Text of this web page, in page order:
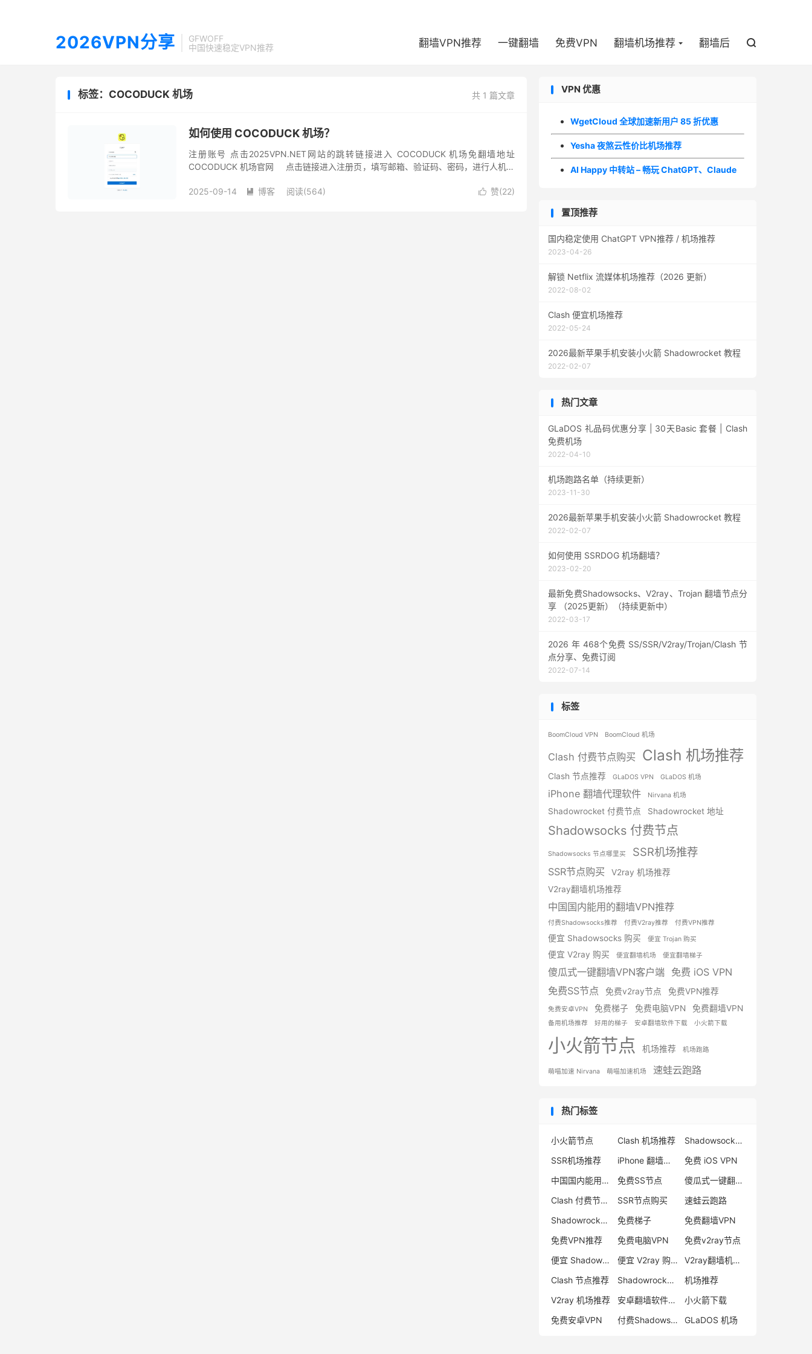
2026VPN分享
GFWOFF
中国快速稳定VPN推荐
翻墙VPN推荐 一键翻墙 免费VPN 翻墙机场推荐 翻墙后 
共 1 篇文章
标签：COCODUCK 机场
如何使用 COCODUCK 机场？
注册账号 点击2025VPN.NET网站的跳转链接进入 COCODUCK 机场免翻墙地址
COCODUCK 机场官网 点击链接进入注册页，填写邮箱、验证码、密码，进行人机身
 赞(22)
2025-09-14  博客 阅读(564)
VPN 优惠
WgetCloud 全球加速新用户 85 折优惠
Yesha 夜煞云性价比机场推荐
AI Happy 中转站 – 畅玩 ChatGPT、Claude
置顶推荐
国内稳定使用 ChatGPT VPN推荐 / 机场推荐
2023-04-26
解锁 Netflix 流媒体机场推荐（2026 更新）
2022-08-02
Clash 便宜机场推荐
2022-05-24
2026最新苹果手机安装小火箭 Shadowrocket 教程
2022-02-07
热门文章
GLaDOS 礼品码优惠分享 | 30天Basic 套餐 | Clash
免费机场
2022-04-10
机场跑路名单（持续更新）
2023-11-30
2026最新苹果手机安装小火箭 Shadowrocket 教程
2022-02-07
如何使用 SSRDOG 机场翻墙？
2023-02-20
最新免费Shadowsocks、V2ray、Trojan 翻墙节点分
享 （2025更新）（持续更新中）
2022-03-17
2026 年 468个免费 SS/SSR/V2ray/Trojan/Clash 节
点分享、免费订阅
2022-07-14
标签
BoomCloud VPN BoomCloud 机场
Clash 付费节点购买 Clash 机场推荐
Clash 节点推荐 GLaDOS VPN GLaDOS 机场
iPhone 翻墙代理软件 Nirvana 机场
Shadowrocket 付费节点 Shadowrocket 地址
Shadowsocks 付费节点
Shadowsocks 节点哪里买 SSR机场推荐
SSR节点购买
V2ray 机场推荐
V2ray翻墙机场推荐
中国国内能用的翻墙VPN推荐
付费Shadowsocks推荐 付费V2ray推荐 付费VPN推荐
便宜 Shadowsocks 购买 便宜 Trojan 购买
便宜 V2ray 购买 便宜翻墙机场 便宜翻墙梯子
傻瓜式一键翻墙VPN客户端 免费 iOS VPN
免费SS节点
免费v2ray节点 免费VPN推荐
免费安卓VPN 免费梯子 免费电脑VPN 免费翻墙VPN
备用机场推荐 好用的梯子 安卓翻墙软件下载 小火箭下载
小火箭节点 机场推荐 机场跑路
萌喵加速 Nirvana 萌喵加速机场 速蛙云跑路
热门标签
小火箭节点 Clash 机场推荐
Shadowsocks 付费节点
SSR机场推荐
iPhone 翻墙代理软件
免费 iOS VPN
中国国内能用的翻墙VPN推荐
免费SS节点
傻瓜式一键翻墙VPN客户端
Clash 付费节点购买
SSR节点购买
速蛙云跑路
Shadowrocket 地址
免费梯子
免费翻墙VPN
免费VPN推荐
免费电脑VPN
免费v2ray节点
便宜 Shadowsocks 购买
便宜 V2ray 购买
V2ray翻墙机场推荐
Clash 节点推荐
Shadowrocket 付费节点
机场推荐
V2ray 机场推荐
安卓翻墙软件下载
小火箭下载
免费安卓VPN
付费Shadowsocks推荐 GLaDOS 机场